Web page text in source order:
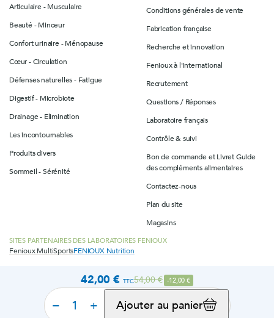
42,00 € TTCPrix de base
54,00 € -12,00 €
− + Ajouter au panier
Articulaire - Musculaire
Beauté - Minceur
Confort urinaire - Ménopause
Cœur - Circulation
Défenses naturelles - Fatigue
Digestif - Microbiote
Drainage - Elimination
Les incontournables
Produits divers
Sommeil - Sérénité
Conditions générales de vente
Fabrication française
Recherche et innovation
Fenioux à l'international
Recrutement
Questions / Réponses
Laboratoire français
Contrôle & suivi
Bon de commande et Livret Guide
des compléments alimentaires
Contactez-nous
Plan du site
Magasins
SITES PARTENAIRES DES LABORATOIRES FENIOUX
Fenioux MultiSportsFENIOUX Nutrition
© 2026 Laboratoires FeniouxMentions légalesPolitique de confidentialité
Configuration des cookies